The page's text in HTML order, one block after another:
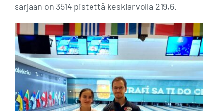
sarjaan on 3514 pistettä keskiarvolla 219,6.